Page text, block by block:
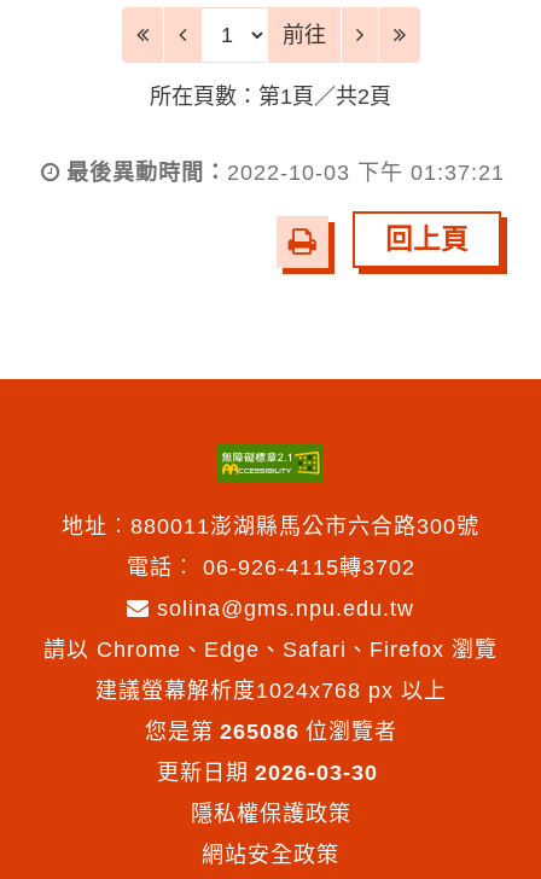
前往頁 前往
所在頁數：第1頁／共2頁
最後異動時間： 2022-10-03 下午 01:37:21
友
善
回上頁
地址︰880011澎湖縣馬公市六合路300號
電話︰ 06-926-4115轉3702
solina@gms.npu.edu.tw
請以 Chrome、Edge、Safari、Firefox 瀏覽
建議螢幕解析度1024x768 px 以上
您是第 265086 位瀏覽者
更新日期 2026-03-30
隱私權保護政策
網站安全政策